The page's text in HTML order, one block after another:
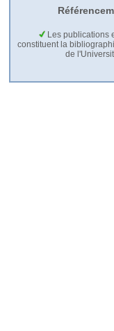
Les publications
constituent la
de